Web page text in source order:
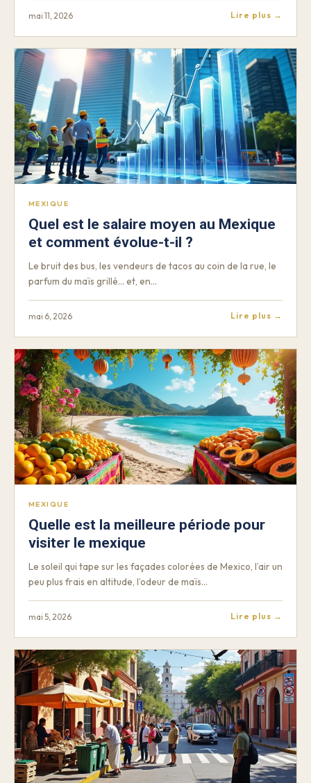
mai 11, 2026 Lire plus →
MEXIQUE
Quel est le salaire moyen au Mexique
et comment évolue-t-il ?
Le bruit des bus, les vendeurs de tacos au coin de la rue, le
parfum du maïs grillé… et, en…
mai 6, 2026 Lire plus →
MEXIQUE
Quelle est la meilleure période pour
visiter le mexique
Le soleil qui tape sur les façades colorées de Mexico, l’air un
peu plus frais en altitude, l’odeur de maïs…
mai 5, 2026 Lire plus →